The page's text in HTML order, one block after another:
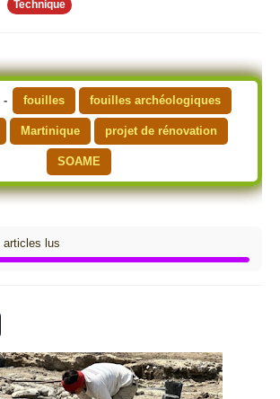
Technique
- fouilles fouilles archéologiques
Martinique projet de rénovation
SOAME
articles lus